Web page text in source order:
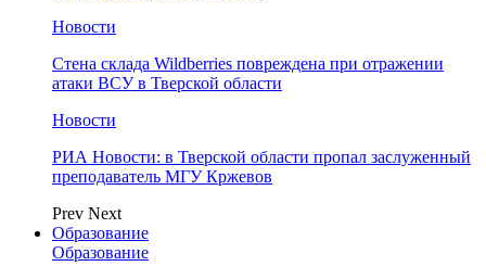
Новости
Стена склада Wildberries повреждена при отражении
атаки ВСУ в Тверской области
Новости
РИА Новости: в Тверской области пропал заслуженный
преподаватель МГУ Кржевов
Prev Next
Образование
Образование